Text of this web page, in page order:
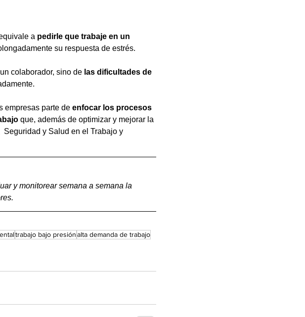
a pedirle que trabaje en un
su respuesta de estrés.
colaborador, sino de las dificultades de
empresas parte de enfocar los procesos
que, además de optimizar y mejorar la
y Salud en el Trabajo y
y monitorear semana a semana la
trabajo bajo presiónalta demanda de trabajo